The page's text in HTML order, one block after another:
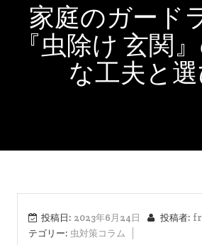
家庭のガード
『虫除け 玄関
な工夫と
投稿日: 2023年6月24日 投稿者:
テゴリー: 虫対策コラム